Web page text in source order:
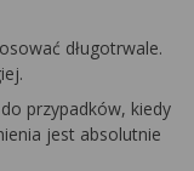
długotrwale.
przypadków, kiedy
jest absolutnie